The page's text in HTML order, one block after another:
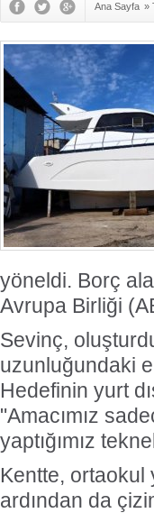
Ana Sayfa »
yöneldi. Borç
Avrupa Birliği
Sevinç,
uzunluğundaki
Hedefinin yurt
"Amacımız
yaptığımız
Kentte, ortaokul
ardından da